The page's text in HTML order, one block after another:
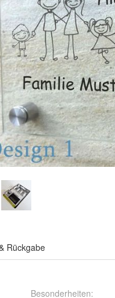
Rückgabe
Besonderheiten: